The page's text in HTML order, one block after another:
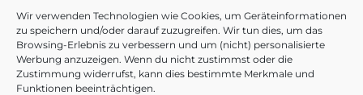
Wir verwenden Technologien wie Cookies, um Geräteinformationen
zu speichern und/oder darauf zuzugreifen. Wir tun dies, um das
Browsing-Erlebnis zu verbessern und um (nicht) personalisierte
Werbung anzuzeigen. Wenn du nicht zustimmst oder die
Zustimmung widerrufst, kann dies bestimmte Merkmale und
Funktionen beeinträchtigen.
mehr
erfahren
mehr
erfahren